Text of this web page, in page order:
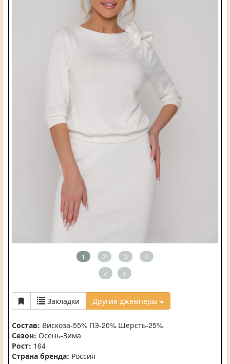
1 2 3 4
< >
Закладки Другие джемперы
Состав: Вискоза-55% ПЭ-20% Шерсть-25%
Сезон: Осень-Зима
Рост: 164
Страна бренда: Россия